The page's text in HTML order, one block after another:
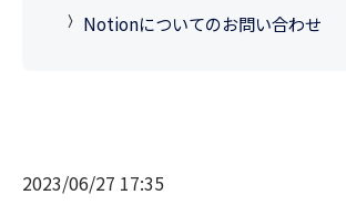
Notionについてのお問い合わせ
2023/06/27 17:35